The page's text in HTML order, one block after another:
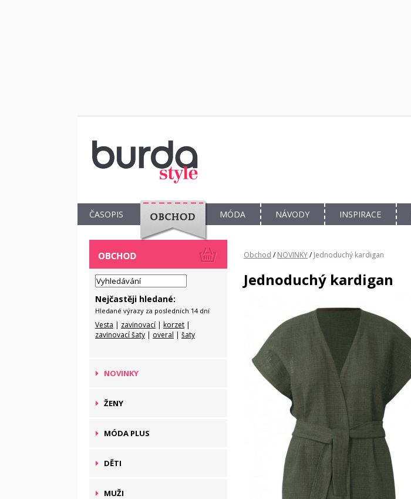
ČASOPIS
OBCHOD
MÓDA NÁVODY INSPIRACE
Nejčastěji hledané:
Hledané výrazy za posledních 14 dní
Vesta | zavinovací | korzet |
zavinovací šaty | overal | šaty
NOVINKY
ŽENY
MÓDA PLUS
DĚTI
MUŽI
Obchod / NOVINKY/ Jednoduchý kardigan
Jednoduchý kardigan